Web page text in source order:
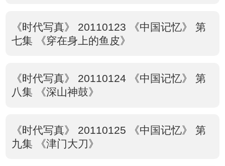
《时代写真》 20110123 《中国记忆》 第
七集 《穿在身上的鱼皮》
《时代写真》 20110124 《中国记忆》 第
八集 《深山神鼓》
《时代写真》 20110125 《中国记忆》 第
九集 《津门大刀》